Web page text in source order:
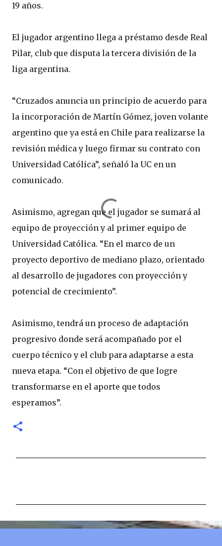
19 años.
El jugador argentino llega a préstamo desde Real
Pilar, club que disputa la tercera división de la
liga argentina.
“Cruzados anuncia un principio de acuerdo para
la incorporación de Martín Gómez, joven volante
argentino que ya está en Chile para realizarse la
revisión médica y luego firmar su contrato con
Universidad Católica”, señaló la UC en un
comunicado.
Asimismo, agregan que el jugador se sumará al
equipo de proyección y al primer equipo de
Universidad Católica. “En el marco de un
proyecto deportivo de mediano plazo, orientado
al desarrollo de jugadores con proyección y
potencial de crecimiento”.
Asimismo, tendrá un proceso de adaptación
progresivo donde será acompañado por el
cuerpo técnico y el club para adaptarse a esta
nueva etapa. “Con el objetivo de que logre
transformarse en el aporte que todos
esperamos”.
m
n